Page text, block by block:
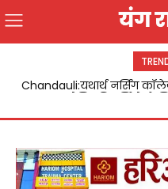
Chandauli:यथार्थ नर्सिंग